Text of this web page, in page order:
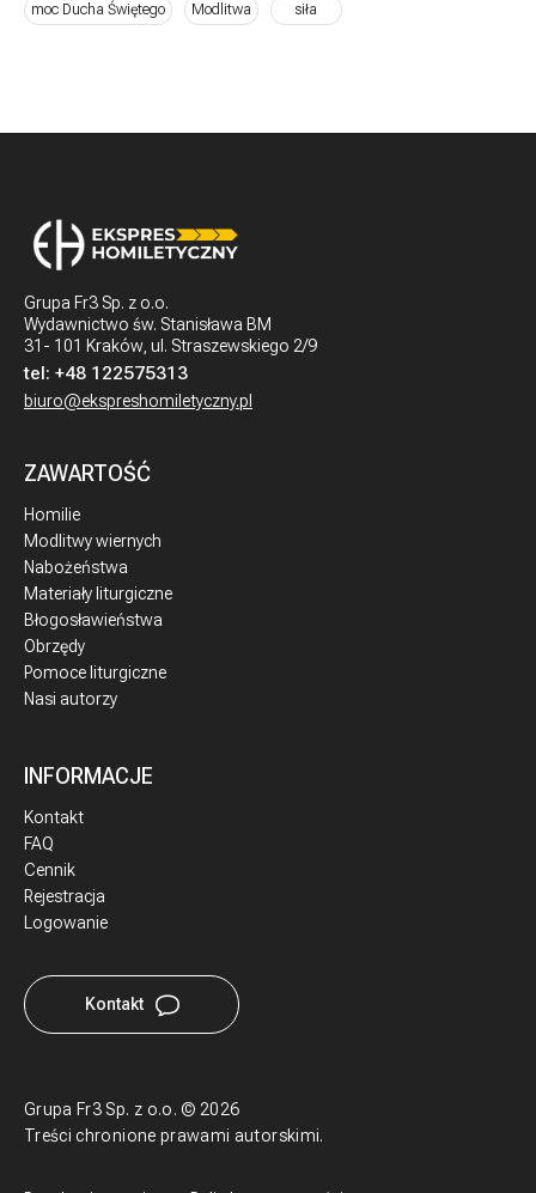
moc Ducha Świętego Modlitwa siła
Grupa Fr3 Sp. z o.o.
Wydawnictwo św. Stanisława BM
31- 101 Kraków, ul. Straszewskiego 2/9
tel: +48 122575313
biuro@ekspreshomiletyczny.pl
ZAWARTOŚĆ
Homilie
Modlitwy wiernych
Nabożeństwa
Materiały liturgiczne
Błogosławieństwa
Obrzędy
Pomoce liturgiczne
Nasi autorzy
INFORMACJE
Kontakt
FAQ
Cennik
Rejestracja
Logowanie
Kontakt
Grupa Fr3 Sp. z o.o. © 2026
Treści chronione prawami autorskimi.